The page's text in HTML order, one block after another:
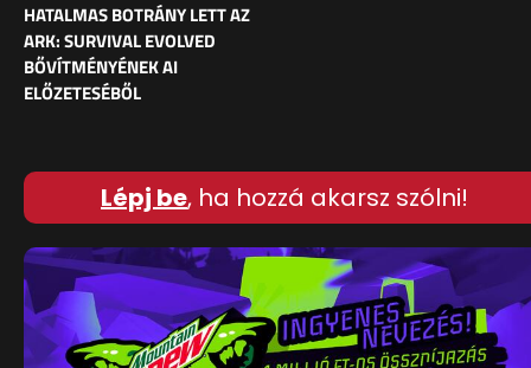
HATALMAS BOTRÁNY LETT AZ
ARK: SURVIVAL EVOLVED
BŐVÍTMÉNYÉNEK AI
ELŐZETESÉBŐL
Lépj be, ha hozzá akarsz szólni!